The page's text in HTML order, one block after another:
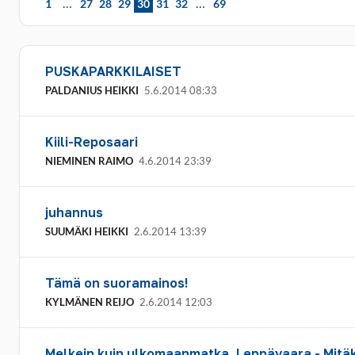
1 27 28 29 30 31 32 69
PUSKAPARKKILAISET
PALDANIUS HEIKKI 5.6.2014 08:33
Kiili-Reposaari
NIEMINEN RAIMO 4.6.2014 23:39
juhannus
SUUMÄKI HEIKKI 2.6.2014 13:39
Tämä on suoramainos!
KYLMÄNEN REIJO 2.6.2014 12:03